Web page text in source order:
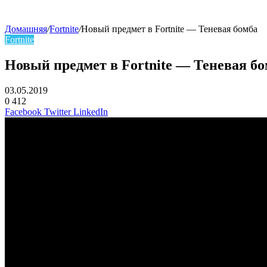
Домашняя/Fortnite/Новый предмет в Fortnite — Теневая бомба
Fortnite
Новый предмет в Fortnite — Теневая
03.05.2019
0 412
Facebook Twitter LinkedIn